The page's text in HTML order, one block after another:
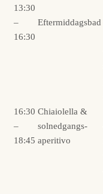
13:30
–
16:30
Eftermiddagsbad
16:30
–
18:45
Chiaiolella &
solnedgangs-
aperitivo